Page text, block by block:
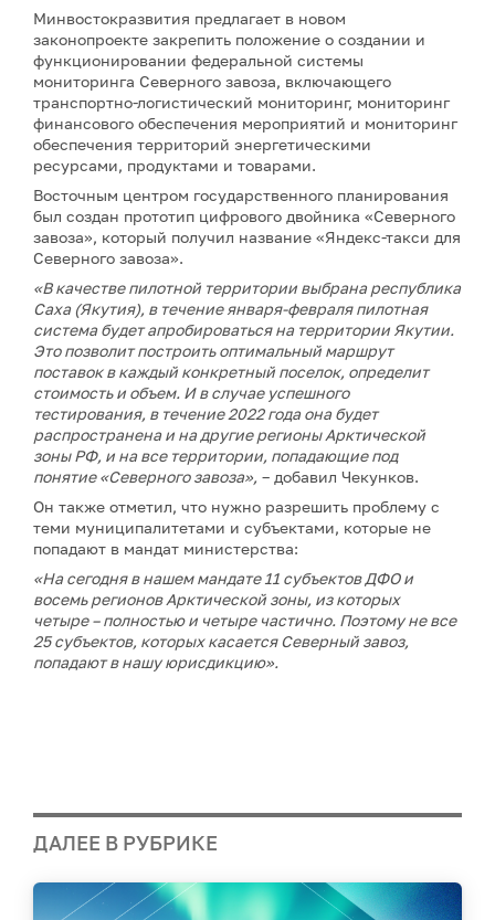
Минвостокразвития предлагает в новом
законопроекте закрепить положение о создании и
функционировании федеральной системы
мониторинга Северного завоза, включающего
транспортно-логистический мониторинг, мониторинг
финансового обеспечения мероприятий и мониторинг
обеспечения территорий энергетическими
ресурсами, продуктами и товарами.
Восточным центром государственного планирования
был создан прототип цифрового двойника «Северного
завоза», который получил название «Яндекс-такси для
Северного завоза».
«В качестве пилотной территории выбрана республика
Саха (Якутия), в течение января-февраля пилотная
система будет апробироваться на территории Якутии.
Это позволит построить оптимальный маршрут
поставок в каждый конкретный поселок, определит
стоимость и объем. И в случае успешного
тестирования, в течение 2022 года она будет
распространена и на другие регионы Арктической
зоны РФ, и на все территории, попадающие под
понятие «Северного завоза», – добавил Чекунков.
Он также отметил, что нужно разрешить проблему с
теми муниципалитетами и субъектами, которые не
попадают в мандат министерства:
«На сегодня в нашем мандате 11 субъектов ДФО и
восемь регионов Арктической зоны, из которых
четыре –полностью и четыре частично. Поэтому не все
25 субъектов, которых касается Северный завоз,
попадают в нашу юрисдикцию».
ДАЛЕЕ В РУБРИКЕ